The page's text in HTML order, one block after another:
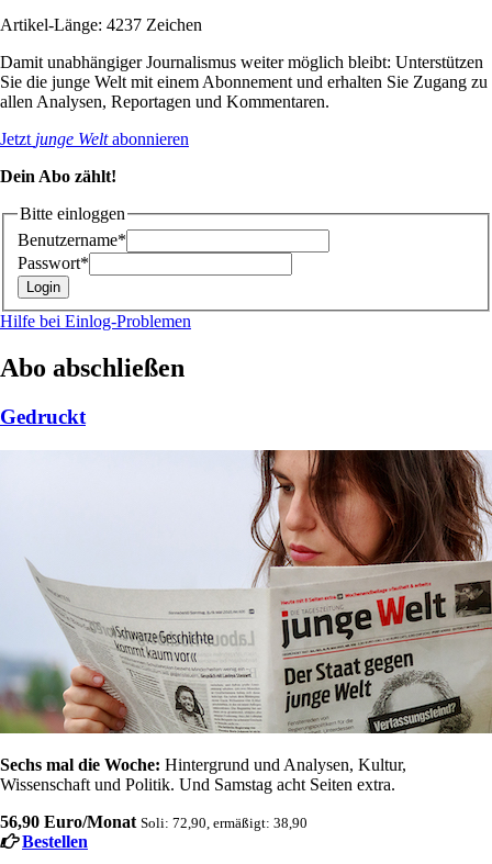
Artikel-Länge: 4237 Zeichen
Damit unabhängiger Journalismus weiter möglich bleibt: Unterstützen
Sie die junge Welt mit einem Abonnement und erhalten Sie Zugang zu
allen Analysen, Reportagen und Kommentaren.
Jetzt junge Weltabonnieren
Dein Abo zählt!
Bitte einloggen
Benutzername*
Passwort*
Hilfe bei Einlog-Problemen
Abo abschließen
Gedruckt
Sechs mal die Woche: Hintergrund und Analysen, Kultur,
Wissenschaft und Politik. Und Samstag acht Seiten extra.
56,90 Euro/Monat Soli: 72,90, ermäßigt: 38,90
Bestellen